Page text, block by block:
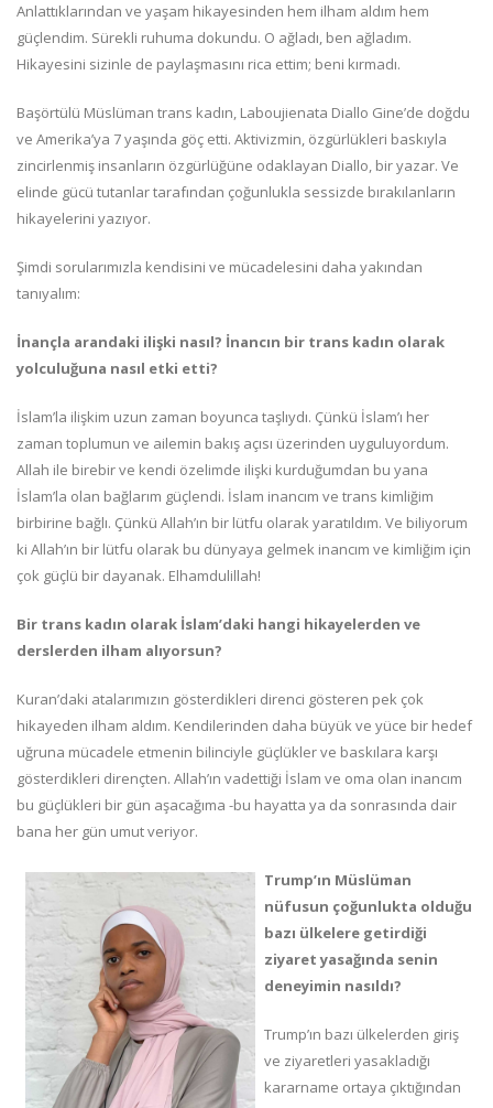
Anlattıklarından ve yaşam hikayesinden hem ilham aldım hem
güçlendim. Sürekli ruhuma dokundu. O ağladı, ben ağladım.
Hikayesini sizinle de paylaşmasını rica ettim; beni kırmadı.
Başörtülü Müslüman trans kadın, Laboujienata Diallo Gine’de doğdu
ve Amerika’ya 7 yaşında göç etti. Aktivizmin, özgürlükleri baskıyla
zincirlenmiş insanların özgürlüğüne odaklayan Diallo, bir yazar. Ve
elinde gücü tutanlar tarafından çoğunlukla sessizde bırakılanların
hikayelerini yazıyor.
Şimdi sorularımızla kendisini ve mücadelesini daha yakından
tanıyalım:
İnançla arandaki ilişki nasıl? İnancın bir trans kadın olarak
yolculuğuna nasıl etki etti?
İslam’la ilişkim uzun zaman boyunca taşlıydı. Çünkü İslam’ı her
zaman toplumun ve ailemin bakış açısı üzerinden uyguluyordum.
Allah ile birebir ve kendi özelimde ilişki kurduğumdan bu yana
İslam’la olan bağlarım güçlendi. İslam inancım ve trans kimliğim
birbirine bağlı. Çünkü Allah’ın bir lütfu olarak yaratıldım. Ve biliyorum
ki Allah’ın bir lütfu olarak bu dünyaya gelmek inancım ve kimliğim için
çok güçlü bir dayanak. Elhamdulillah!
Bir trans kadın olarak İslam’daki hangi hikayelerden ve
derslerden ilham alıyorsun?
Kuran’daki atalarımızın gösterdikleri direnci gösteren pek çok
hikayeden ilham aldım. Kendilerinden daha büyük ve yüce bir hedef
uğruna mücadele etmenin bilinciyle güçlükler ve baskılara karşı
gösterdikleri dirençten. Allah’ın vadettiği İslam ve oma olan inancım
bu güçlükleri bir gün aşacağıma -bu hayatta ya da sonrasında dair
bana her gün umut veriyor.
Trump’ın Müslüman
nüfusun çoğunlukta olduğu
bazı ülkelere getirdiği
ziyaret yasağında senin
deneyimin nasıldı?
Trump’ın bazı ülkelerden giriş
ve ziyaretleri yasakladığı
kararname ortaya çıktığından